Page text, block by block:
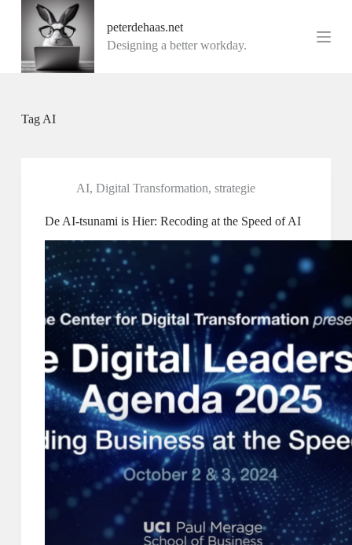
peterdehaas.net
Designing a better workday.
TagAI
AI, Digital Transformation, strategie
De AI-tsunami is Hier: Recoding at the Speed of AI